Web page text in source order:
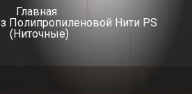
Главная
Полипропиленовой Нити PS
(Ниточные)